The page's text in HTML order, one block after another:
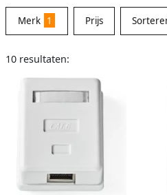
Merk 1 Prijs
10 resultaten: